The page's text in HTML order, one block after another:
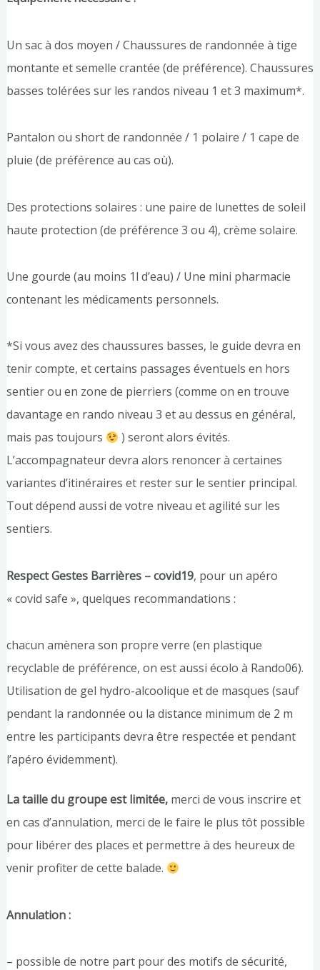
Un sac à dos moyen / Chaussures de randonnée à tige
montante et semelle crantée (de préférence). Chaussures
basses tolérées sur les randos niveau 1 et 3 maximum*.
Pantalon ou short de randonnée / 1 polaire / 1 cape de
pluie (de préférence au cas où).
Des protections solaires : une paire de lunettes de soleil
haute protection (de préférence 3 ou 4), crème solaire.
Une gourde (au moins 1l d’eau) / Une mini pharmacie
contenant les médicaments personnels.
*Si vous avez des chaussures basses, le guide devra en
tenir compte, et certains passages éventuels en hors
sentier ou en zone de pierriers (comme on en trouve
davantage en rando niveau 3 et au dessus en général,
mais pas toujours
) seront alors évités.
L’accompagnateur devra alors renoncer à certaines
variantes d’itinéraires et rester sur le sentier principal.
Tout dépend aussi de votre niveau et agilité sur les
sentiers.
Respect Gestes Barrières – covid19, pour un apéro
« covid safe », quelques recommandations :
chacun amènera son propre verre (en plastique
recyclable de préférence, on est aussi écolo à Rando06).
Utilisation de gel hydro-alcoolique et de masques (sauf
pendant la randonnée ou la distance minimum de 2 m
entre les participants devra être respectée et pendant
l’apéro évidemment).
La taille du groupe est limitée, merci de vous inscrire et
en cas d’annulation, merci de le faire le plus tôt possible
pour libérer des places et permettre à des heureux de
venir profiter de cette balade.
Annulation :
– possible de notre part pour des motifs de sécurité,